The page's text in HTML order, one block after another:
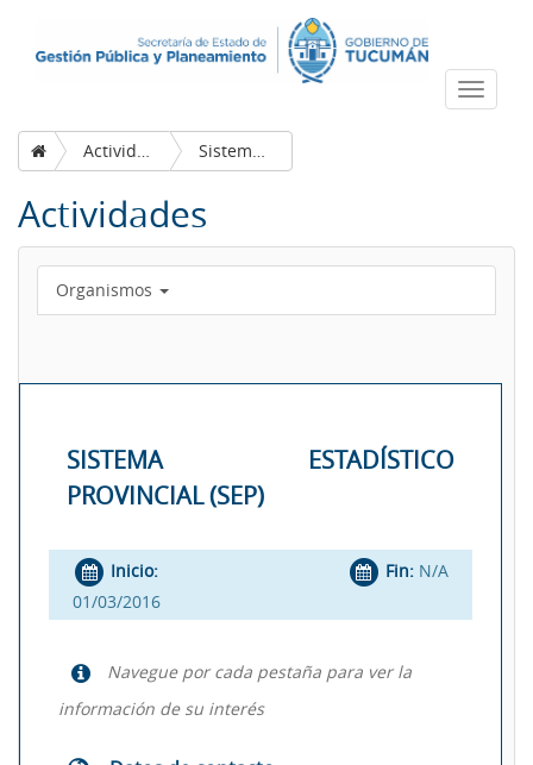
Actividades
Sistema Estadístico Provincial (SEP)
Actividades
Organismos
SISTEMA ESTADÍSTICO
PROVINCIAL (SEP)
Inicio:
01/03/2016
Fin:N/A
Navegue por cada pestaña para ver la
información de su interés